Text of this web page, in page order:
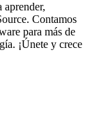
Contamos
para más de
¡Únete y crece